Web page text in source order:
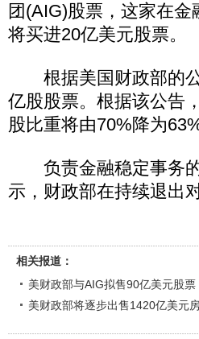
团(AIG)股票，这家在
将买进20亿美元股票。
根据美国财政部的公
亿股股票。根据该公告
股比重将由70%降为63%
负责金融稳定事务的
示，财政部在持续退出
相关报道：
美财政部与AIG拟售90亿美元股票
美财政部将逐步出售1420亿美元